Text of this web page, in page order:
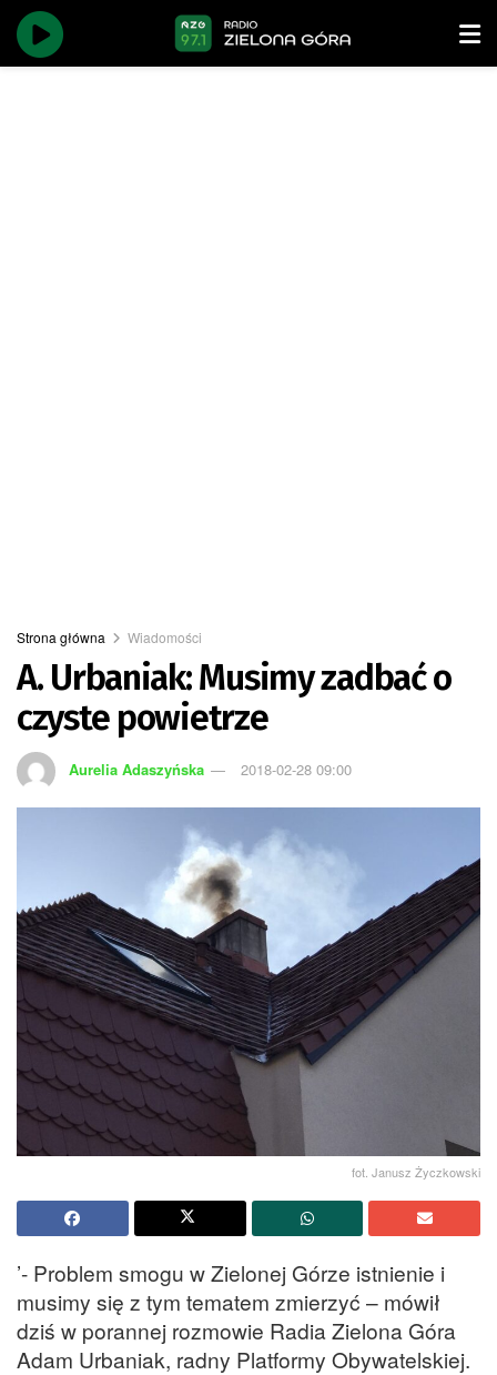
Strona główna Wiadomości
A. Urbaniak: Musimy zadbać o
czyste powietrze
Aurelia Adaszyńska 2018-02-28 09:00
fot. Janusz Życzkowski
’- Problem smogu w Zielonej Górze istnienie i
musimy się z tym tematem zmierzyć – mówił
dziś w porannej rozmowie Radia Zielona Góra
Adam Urbaniak, radny Platformy Obywatelskiej.